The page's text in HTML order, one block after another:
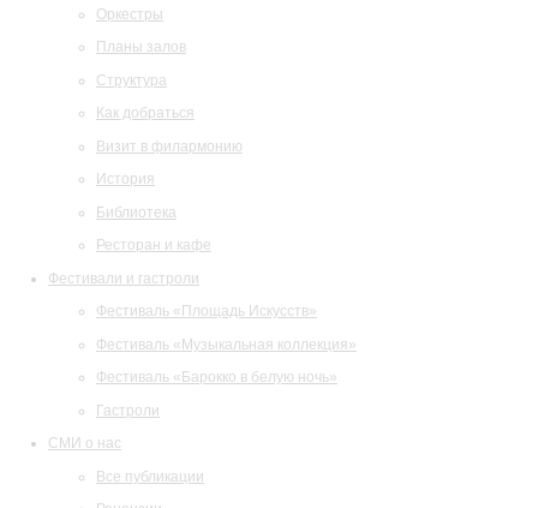
Оркестры
Планы залов
Структура
Как добраться
Визит в филармонию
История
Библиотека
Ресторан и кафе
Фестивали и гастроли
Фестиваль «Площадь Искусств»
Фестиваль «Музыкальная коллекция»
Фестиваль «Барокко в белую ночь»
Гастроли
СМИ о нас
Все публикации